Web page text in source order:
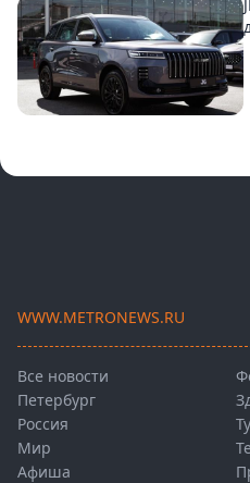
WWW.METRONEWS.RU
Все новости
Петербург
Россия
Мир
Афиша